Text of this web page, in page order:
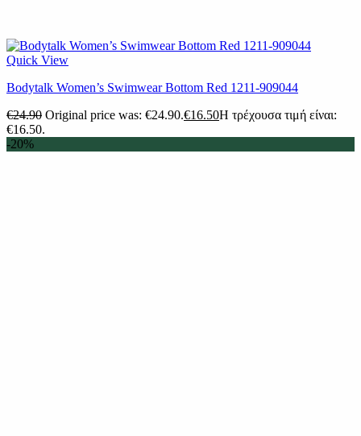
Quick View
Βodytalk Women’s Swimwear Bottom Red 1211-909044
€24.90 Original price was: €24.90.€16.50Η τρέχουσα τιμή είναι:
€16.50.
-20%